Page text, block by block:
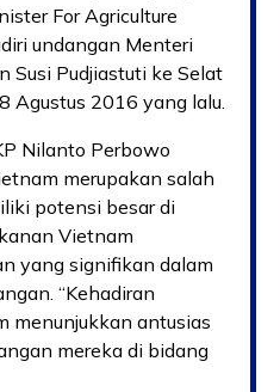
For Agriculture
undangan Menteri
Susi Pudjiastuti ke Selat
Agustus 2016 yang lalu.
Nilanto Perbowo
merupakan salah
potensi besar di
Vietnam
yang signifikan dalam
“Kehadiran
menunjukkan antusias
mereka di bidang